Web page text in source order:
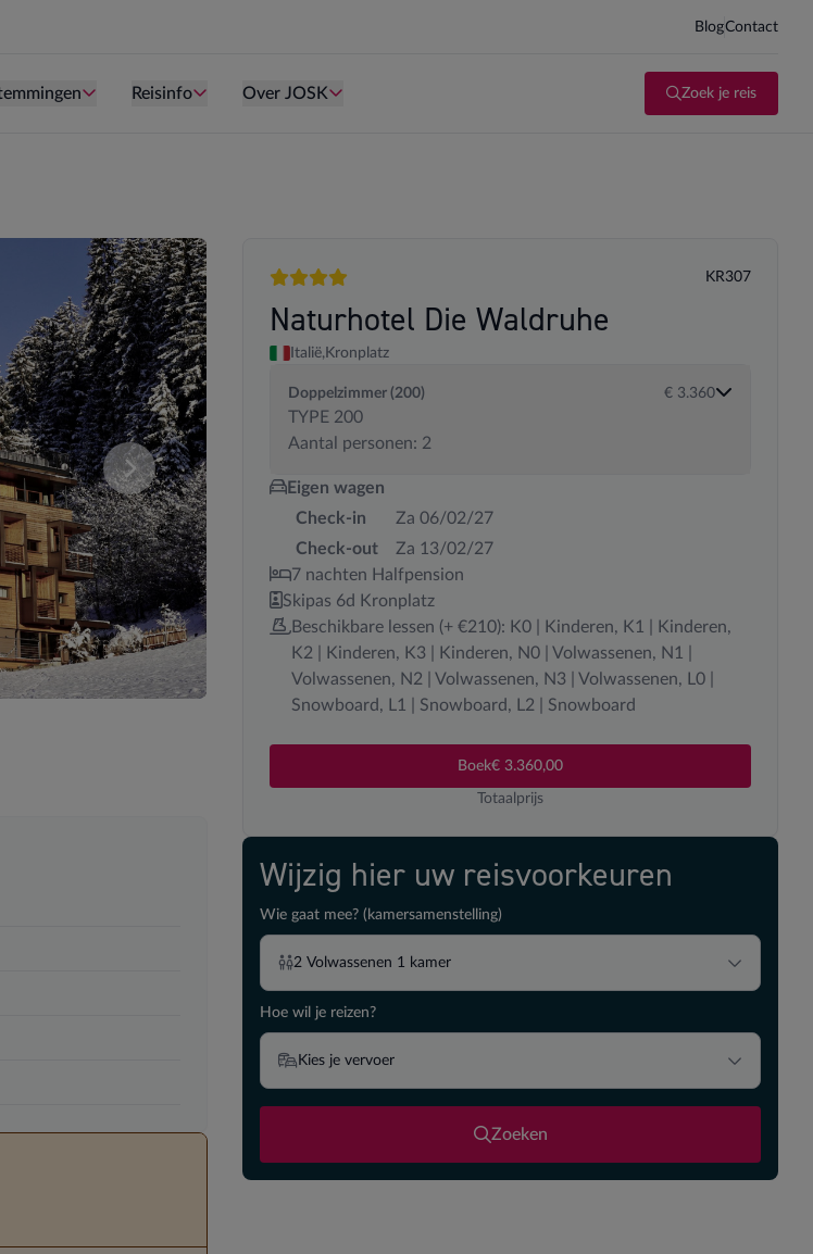
BlogContact
Zoek je reis
is te oud kind te zijn.Persoon is te oud kind te zijn.
Reisinfo Persoon is te oud kind te zijn.
Over JOSK
uw kamersamenstelling wijzigen.
Vergelijk de verschillende transportopties
4 sterren
KR307
Naturhotel Die Waldruhe
Italië, Kronplatz
Doppelzimmer (200)
TYPE 200
Aantal personen: 2
€ 3.360
Eigen wagen
Check-in
Za 06/02/27
Check-out
Za 13/02/27
7 nachten Halfpension
Skipas 6d Kronplatz
Beschikbare lessen (+ €210): K0 | Kinderen, K1 | Kinderen,
K2 | Kinderen, K3 | Kinderen, N0 | Volwassenen, N1 |
Volwassenen, N2 | Volwassenen, N3 | Volwassenen, L0 |
Snowboard, L1 | Snowboard, L2 | Snowboard
Boek€ 3.360,00
Totaalprijs
Wijzig hier uw reisvoorkeuren
Wie gaat mee? (kamersamenstelling)
2 Volwassenen 1 kamer
Hoe wil je reizen?
Kies je vervoer
Zoeken